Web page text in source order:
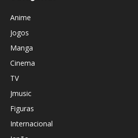
Anime
Jogos
Manga
Cinema
TV
Jmusic
Figuras
Internacional